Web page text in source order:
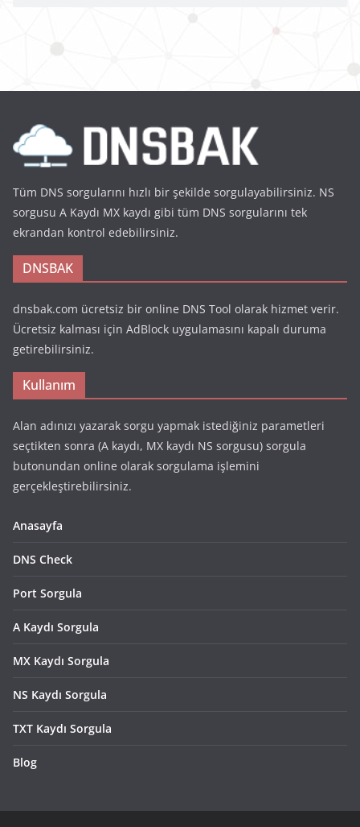
Tüm DNS sorgularını hızlı bir şekilde sorgulayabilirsiniz. NS
sorgusu A Kaydı MX kaydı gibi tüm DNS sorgularını tek
ekrandan kontrol edebilirsiniz.
DNSBAK
dnsbak.com ücretsiz bir online DNS Tool olarak hizmet verir.
Ücretsiz kalması için AdBlock uygulamasını kapalı duruma
getirebilirsiniz.
Kullanım
Alan adınızı yazarak sorgu yapmak istediğiniz parametleri
seçtikten sonra (A kaydı, MX kaydı NS sorgusu) sorgula
butonundan online olarak sorgulama işlemini
gerçekleştirebilirsiniz.
Anasayfa
DNS Check
Port Sorgula
A Kaydı Sorgula
MX Kaydı Sorgula
NS Kaydı Sorgula
TXT Kaydı Sorgula
Blog